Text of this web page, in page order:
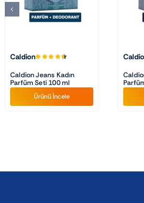
Caldion
Caldion Jeans Kadın
Parfüm Seti 100 ml
Ürünü İncele